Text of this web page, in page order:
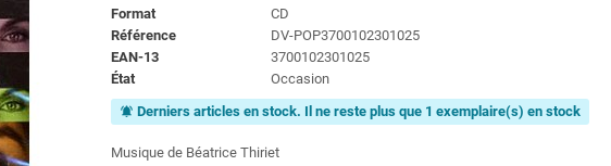
Format
CD
Référence
DV-POP3700102301025
EAN-13
3700102301025
État
Occasion
notifications_active Derniers articles en stock. Il ne reste plus que 1 exemplaire(s) en stock
Musique de Béatrice Thiriet